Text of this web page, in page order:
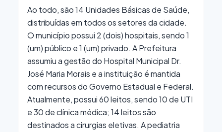
Ao todo, são 14 Unidades Básicas de Saúde,
distribuídas em todos os setores da cidade.
O município possui 2 (dois) hospitais, sendo 1
(um) público e 1 (um) privado. A Prefeitura
assumiu a gestão do Hospital Municipal Dr.
José Maria Morais e a instituição é mantida
com recursos do Governo Estadual e Federal.
Atualmente, possui 60 leitos, sendo 10 de UTI
e 30 de clínica médica; 14 leitos são
destinados a cirurgias eletivas. A pediatria